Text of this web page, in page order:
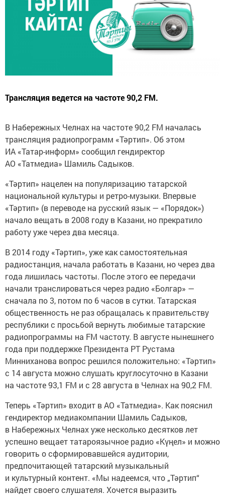
Трансляция ведется на частоте 90,2 FM.
В Набережных Челнах на частоте 90,2 FM началась
трансляция радиопрограмм «Тәртип». Об этом
ИА «Татар-информ» сообщил гендиректор
АО «Татмедиа» Шамиль Садыков.
«Тәртип» нацелен на популяризацию татарской
национальной культуры и ретро-музыки. Впервые
«Тәртип» (в переводе на русский язык — «Порядок»)
начало вещать в 2008 году в Казани, но прекратило
работу уже через два месяца.
В 2014 году «Тәртип», уже как самостоятельная
радиостанция, начала работать в Казани, но через два
года лишилась частоты. После этого ее передачи
начали транслироваться через радио «Болгар» —
сначала по 3, потом по 6 часов в сутки. Татарская
общественность не раз обращалась к правительству
республики с просьбой вернуть любимые татарские
радиопрограммы на FM частоту. В августе нынешнего
года при поддержке Президента РТ Рустама
Минниханова вопрос решился положительно: «Тәртип»
с 14 августа можно слушать круглосуточно в Казани
на частоте 93,1 FM и с 28 августа в Челнах на 90,2 FM.
Теперь «Тәртип» входит в АО «Татмедиа». Как пояснил
гендиректор медиакомпании Шамиль Садыков,
в Набережных Челнах уже несколько десятков лет
успешно вещает татароязычное радио «Күңел» и можно
говорить о сформировавшейся аудитории,
предпочитающей татарский музыкальный
и культурный контент. «Мы надеемся, что „Тәртип“
найдет своего слушателя. Хочется выразить